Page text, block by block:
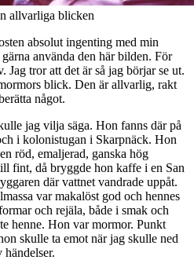
allvarliga blicken
absolut ingenting med min
använda den här bilden. För
Jag tror att det är så jag börjar se ut.
blick. Den är allvarlig, rakt
något.
jag vilja säga. Hon fanns där på
i kolonistugan i Skarpnäck. Hon
röd, emaljerad, ganska hög
fint, då bryggde hon kaffe i en San
där vattnet vandrade uppåt.
var makalöst god och hennes
och rejäla, både i smak och
henne. Hon var mormor. Punkt
skulle ta emot när jag skulle ned